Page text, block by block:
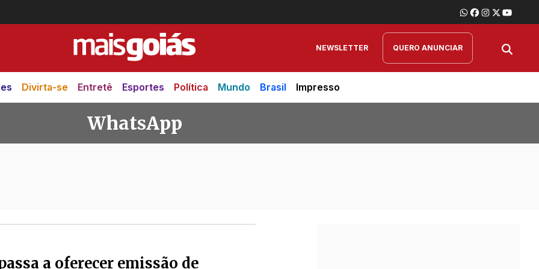
NEWSLETTER QUERO ANUNCIAR
Divirta-se Entretê Esportes Política Mundo Brasil Impresso
WhatsApp
a oferecer emissão de